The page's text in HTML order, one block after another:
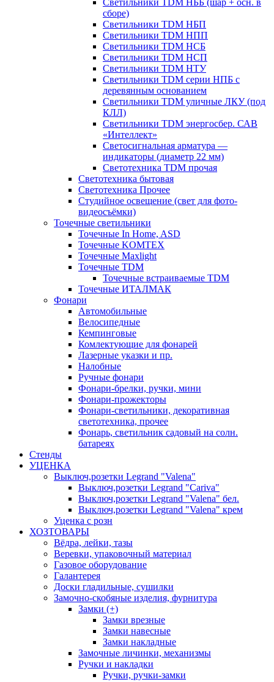
Светильники TDM НББ (шар + осн. в
сборе)
Светильники TDM НБП
Светильники TDM НПП
Светильники TDM НСБ
Светильники TDM НСП
Светильники TDM НТУ
Светильники TDM серии НПБ с
деревянным основанием
Светильники TDM уличные ЛКУ (под
КЛЛ)
Светильники TDM энергосбер. САВ
«Интеллект»
Светосигнальная арматура —
индикаторы (диаметр 22 мм)
Светотехника TDM прочая
Светотехника бытовая
Светотехника Прочее
Студийное освещение (свет для фото-
видеосъёмки)
Точечные светильники
Точечные In Home, ASD
Точечные KOMTEX
Точечные Maxlight
Точечные TDM
Точечные встраиваемые TDM
Точечные ИТАЛМАК
Фонари
Автомобильные
Велосипедные
Кемпинговые
Комлектующие для фонарей
Лазерные указки и пр.
Налобные
Ручные фонари
Фонари-брелки, ручки, мини
Фонари-прожекторы
Фонари-светильники, декоративная
светотехника, прочее
Фонарь, светильник садовый на солн.
батареях
Стенды
УЦЕНКА
Выключ,розетки Legrand "Valena"
Выключ,розетки Legrand "Cariva"
Выключ,розетки Legrand "Valena" бел.
Выключ,розетки Legrand "Valena" крем
Уценка с розн
ХОЗТОВАРЫ
Вёдра, лейки, тазы
Веревки, упаковочный материал
Газовое оборудование
Галантерея
Доски гладильные, сушилки
Замочно-скобяные изделия, фурнитура
Замки (+)
Замки врезные
Замки навесные
Замки накладные
Замочные личинки, механизмы
Ручки и накладки
Ручки, ручки-замки